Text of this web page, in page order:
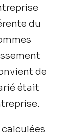
du
de
était